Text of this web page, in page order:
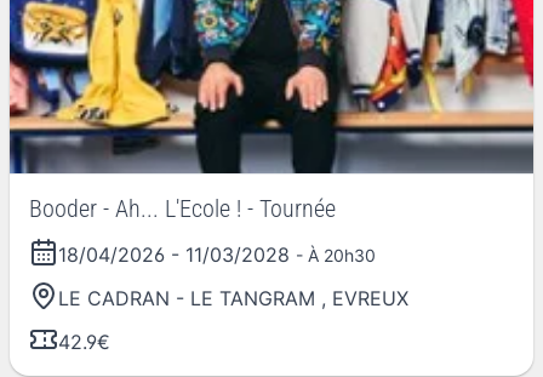
Booder - Ah... L'Ecole ! - Tournée
18/04/2026 - 11/03/2028 - À 20h30
LE CADRAN - LE TANGRAM , EVREUX
42.9€